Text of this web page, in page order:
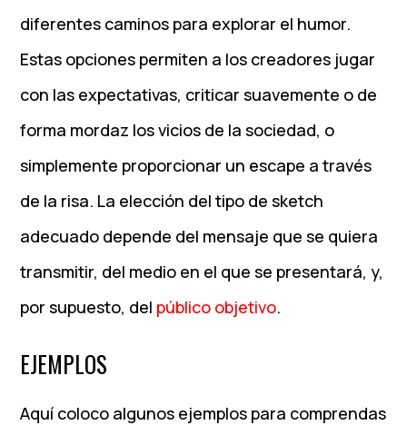
diferentes caminos para explorar el humor.
Estas opciones permiten a los creadores jugar
con las expectativas, criticar suavemente o de
forma mordaz los vicios de la sociedad, o
simplemente proporcionar un escape a través
de la risa. La elección del tipo de sketch
adecuado depende del mensaje que se quiera
transmitir, del medio en el que se presentará, y,
por supuesto, del público objetivo.
EJEMPLOS
Aquí coloco algunos ejemplos para comprendas